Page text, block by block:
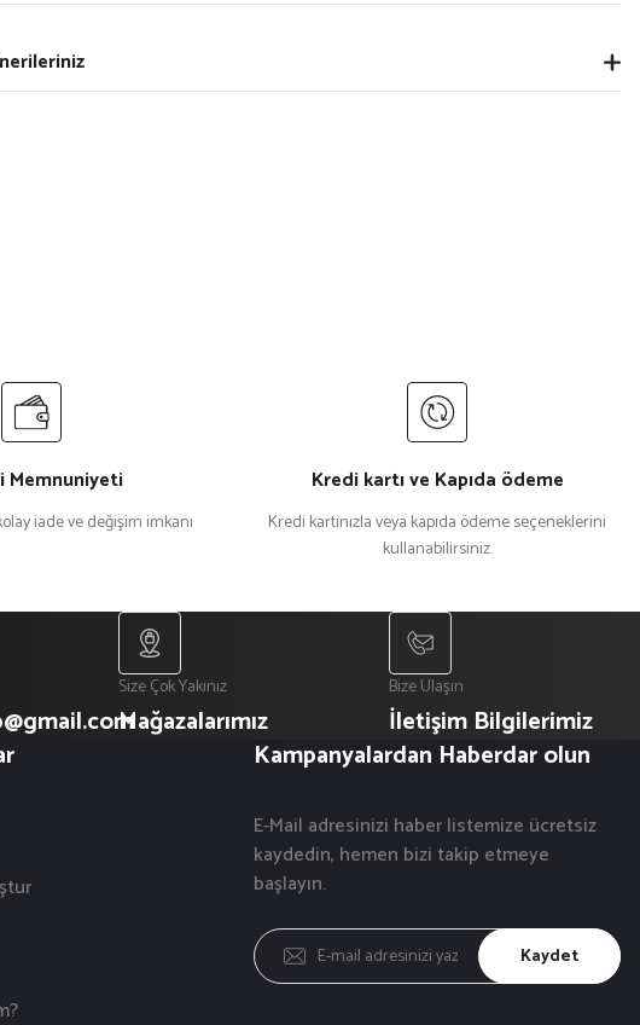
Memnuniyeti
iade ve değişim imkanı
Kredi kartı ve Kapıda ödeme
Kredi kartınızla veya kapıda ödeme seçeneklerini
kullanabilirsiniz.
Size Çok Yakınız
Mağazalarımız
Bize Ulaşın
İletişim Bilgilerimiz
Kampanyalardan Haberdar olun
E-Mail adresinizi haber listemize ücretsiz
kaydedin, hemen bizi takip etmeye
başlayın.
Kaydet